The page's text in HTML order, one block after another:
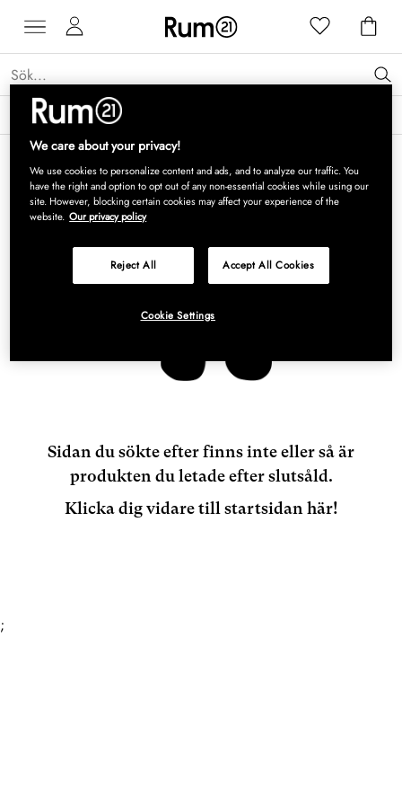
Få 15 % rabatt på Grythyttan Stålmöbler* →
Sidan du sökte efter finns inte eller så är
produkten du letade efter slutsåld.
Klicka dig vidare till startsidan här!
;
We care about your privacy!
We use cookies to personalize content and ads, and to analyze our traffic. You
have the right and option to opt out of any non-essential cookies while using our
site. However, blocking certain cookies may affect your experience of the
website. Our privacy policy
Reject All Accept All Cookies
Cookie Settings